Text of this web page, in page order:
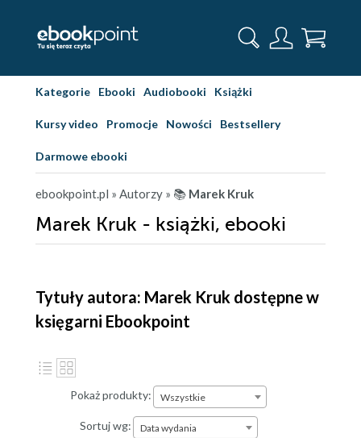
Kategorie Ebooki Audiobooki Książki
Kursy video Promocje Nowości Bestsellery
Darmowe ebooki
ebookpoint.pl » Autorzy » 📚 Marek Kruk
Marek Kruk - książki, ebooki
Tytuły autora: Marek Kruk dostępne w
księgarni Ebookpoint
Pokaż produkty: Wszystkie
Sortuj wg: Data wydania